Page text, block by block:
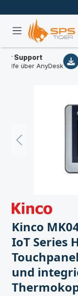
Support
über AnyDesk
Kinco
IoT Series
und